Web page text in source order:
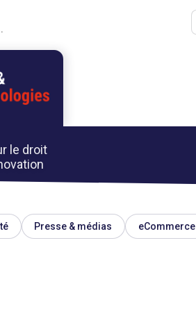
le droit
Presse & médias eCommerce